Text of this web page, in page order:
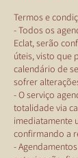
Termos e
- Todos os
Eclat, serão
úteis, visto que
calendário de
sofrer
- O serviço
totalidade via
imediatamente
confirmando a
-